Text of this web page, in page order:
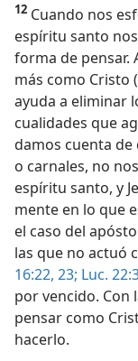
12 Cuando nos
espíritu santo
forma de pensar.
más como Cristo (
ayuda a eliminar
cualidades que
damos cuenta de
o carnales, no
espíritu santo, y
mente en lo que
el caso del
las que no actuó
16:22, 23; Luc.
por vencido. Con
pensar como
hacerlo.